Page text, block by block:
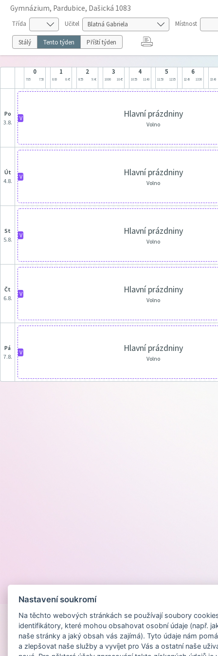
Gymnázium, Pardubice, Dašická 1083
Třída Učitel Místnost
Stálý Tento týden Příští týden
0
7:05 7:50
1
8:00 8:45
2
8:55 9:40
3
10:00 10:45
4
10:55 11:40
5
11:50 12:35
6
12:45 13:30 13:40
po
3.8.
V Hlavní prázdniny
Volno
út
4.8.
V Hlavní prázdniny
Volno
st
5.8.
V Hlavní prázdniny
Volno
čt
6.8.
V Hlavní prázdniny
Volno
pá
7.8.
V Hlavní prázdniny
Volno
Nastavení soukromí
Na těchto webových stránkách se používají soubory
identifikátory, které mohou obsahovat osobní údaje (např.
naše stránky a jaký obsah vás zajímá). Tyto údaje nám
a zlepšovat naše služby a vyvíjet pro Vás a ostatní naše